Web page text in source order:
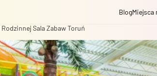
BlogMiejsca
Sala Zabaw Toruń